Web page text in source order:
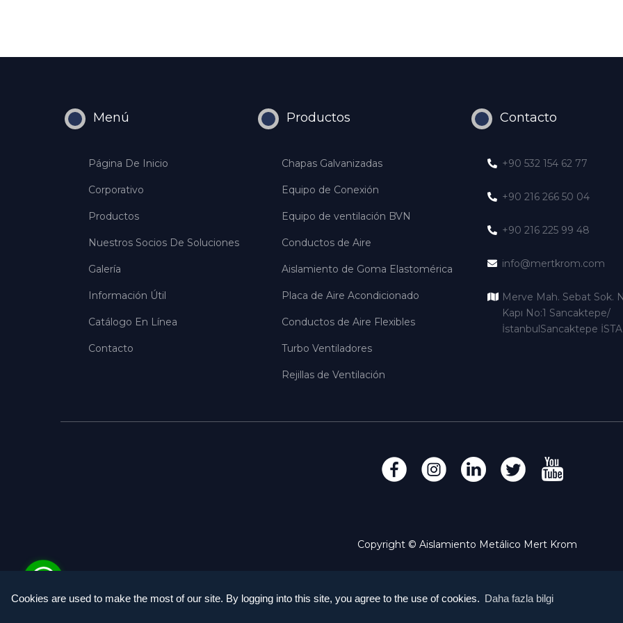
Cookies are used to make the most of our site. By logging into this site, you agree to the use of cookies. Daha fazla bilgi
Menú
Página De Inicio
Corporativo
Productos
Nuestros Socios De Soluciones
Galería
Información Útil
Catálogo En Línea
Contacto
Productos
Chapas Galvanizadas
Equipo de Conexión
Equipo de ventilación BVN
Conductos de Aire
Aislamiento de Goma Elastomérica
Placa de Aire Acondicionado
Conductos de Aire Flexibles
Turbo Ventiladores
Rejillas de Ventilación
Contacto
+90 532 154 62 77
+90 216 266 50 04
+90 216 225 99 48
info@mertkrom.com
Merve Mah. Sebat Sok.
Kapı No:1 Sancaktepe/
İstanbulSancaktepe
Copyright © Aislamiento Metálico Mert Krom